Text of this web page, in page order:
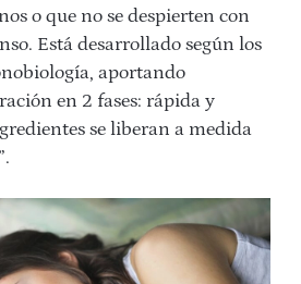
o que no se despierten con
Está desarrollado según los
aportando
en 2 fases: rápida y
se liberan a medida